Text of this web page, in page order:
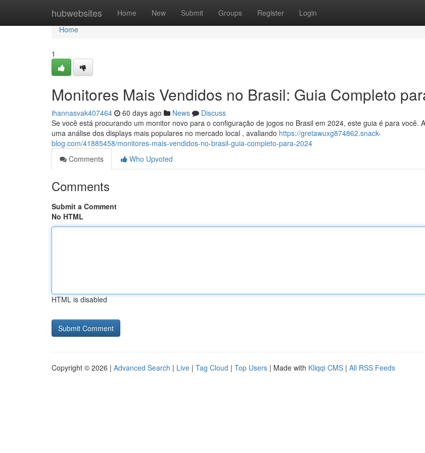
hubwebsites Home New Submit Groups Register Login
Home
Home
1
Monitores Mais Vendidos no Brasil: Guia Completo
ihannasvak407464 60 days ago News
Discuss
Se você está procurando um monitor novo para o configuração de jogos no Brasil em 2024, este guia é para você.
uma análise dos displays mais populares no mercado local , avaliando https://gretawuxg874862.snack-
blog.com/41885458/monitores-mais-vendidos-no-brasil-guia-completo-para-2024
Comments
Who Upvoted
Comments
Submit a Comment
No HTML
HTML is disabled
Copyright © 2026 | Advanced Search | Live | Tag Cloud | Top Users | Made with Kliqqi CMS | All RSS Feeds